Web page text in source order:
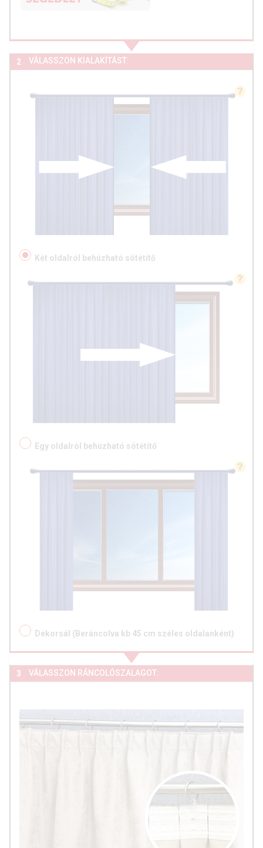
2 VÁLASSZON KIALAKÍTÁST:
Két oldalról behúzható sötétítő
Egy oldalról behúzható sötétítő
Dekorsál (Beráncolva kb 45 cm széles oldalanként)
3 VÁLASSZON RÁNCOLÓSZALAGOT: